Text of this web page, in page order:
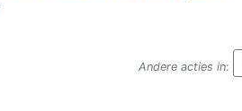
Andere acties in: